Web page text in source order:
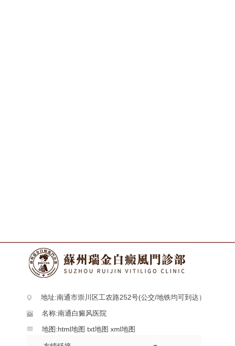
地址:南通市崇川区工农路252号(公交/地铁均可到达）
名称:南通白癜风医院
地图:html地图 txt地图 xml地图